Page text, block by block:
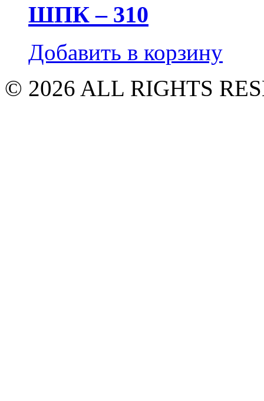
ШПК – 310
Добавить в корзину
© 2026 ALL RIGHTS